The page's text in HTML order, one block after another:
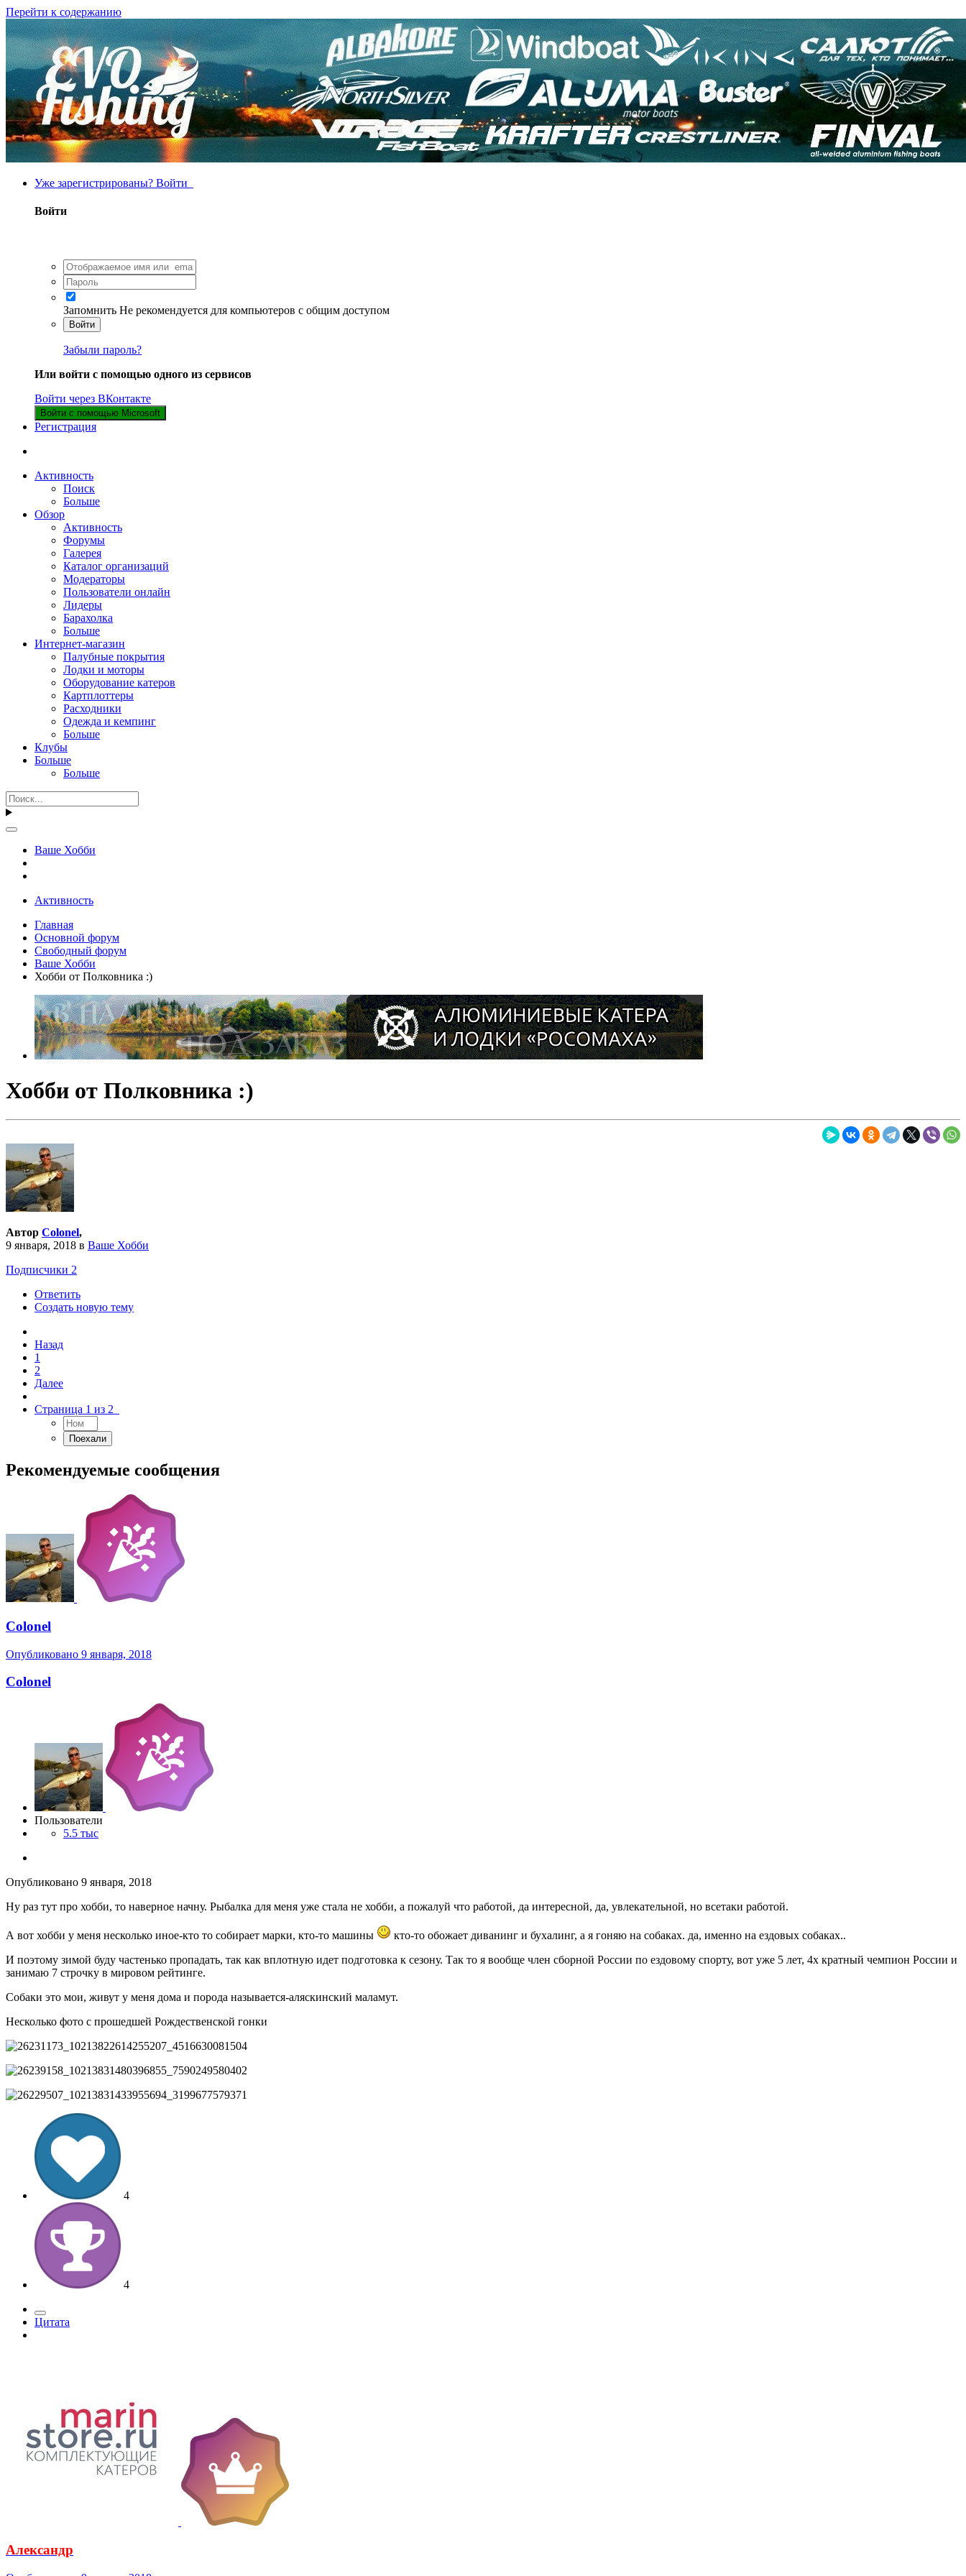
Перейти к содержанию
Уже зарегистрированы? Войти
Войти
Запомнить Не рекомендуется для компьютеров с общим доступом
Войти
Забыли пароль?
Или войти с помощью одного из сервисов
Войти через ВКонтакте
Войти с помощью Microsoft
Регистрация
Активность
Поиск
Больше
Обзор
Активность
Форумы
Галерея
Каталог организаций
Модераторы
Пользователи онлайн
Лидеры
Барахолка
Больше
Интернет-магазин
Палубные покрытия
Лодки и моторы
Оборудование катеров
Картплоттеры
Расходники
Одежда и кемпинг
Больше
Клубы
Больше
Больше
Ваше Хобби
Активность
Главная
Основной форум
Свободный форум
Ваше Хобби
Хобби от Полковника :)
Хобби от Полковника :)
Автор Colonel,
9 января, 2018 в Ваше Хобби
Подписчики 2
Ответить
Создать новую тему
Назад
1
2
Далее
Страница 1 из 2
Рекомендуемые сообщения
Colonel
Опубликовано 9 января, 2018
Colonel
Пользователи
5.5 тыс
Опубликовано 9 января, 2018
Ну раз тут про хобби, то наверное начну. Рыбалка для меня уже стала не хобби, а пожалуй что работой, да интересной, да, увлекательной, но всетаки работой.
А вот хобби у меня несколько иное-кто то собирает марки, кто-то машины
кто-то обожает диванинг и бухалинг, а я гоняю на собаках. да, именно на ездовых собаках..
И поэтому зимой буду частенько пропадать, так как вплотную идет подготовка к сезону. Так то я вообще член сборной России по ездовому спорту, вот уже 5 лет, 4х кратный чемпион России и
занимаю 7 строчку в мировом рейтинге.
Собаки это мои, живут у меня дома и порода называется-аляскинский маламут.
Несколько фото с прошедшей Рождественской гонки
4
4
Цитата
Александр